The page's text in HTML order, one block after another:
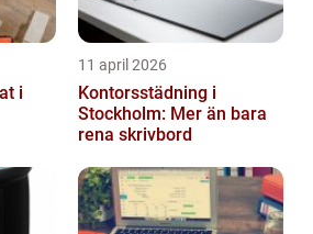
11 april 2026
Kontorsstädning i
Stockholm: Mer än bara
rena skrivbord